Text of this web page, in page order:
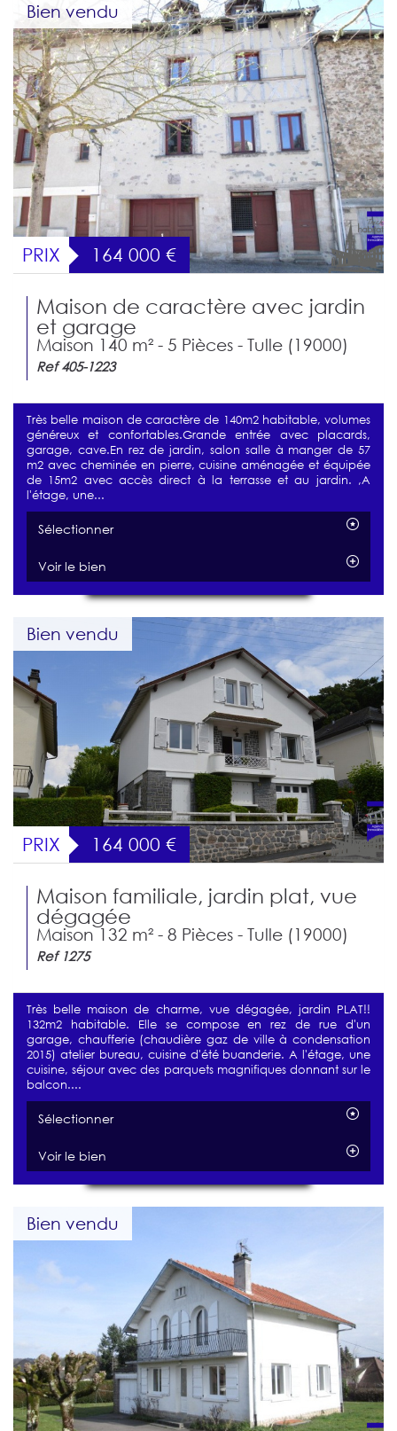
Bien vendu
PRIX 164 000 €
Maison de caractère avec jardin
et garage
Maison 140 m² - 5 Pièces - Tulle (19000)
Ref 405-1223
Très belle maison de caractère de 140m2 habitable, volumes
généreux et confortables.Grande entrée avec placards,
garage, cave.En rez de jardin, salon salle à manger de 57
m2 avec cheminée en pierre, cuisine aménagée et équipée
de 15m2 avec accès direct à la terrasse et au jardin. ,A
l'étage, une...
Sélectionner
Voir le bien
Bien vendu
PRIX 164 000 €
Maison familiale, jardin plat, vue
dégagée
Maison 132 m² - 8 Pièces - Tulle (19000)
Ref 1275
Très belle maison de charme, vue dégagée, jardin PLAT!!
132m2 habitable. Elle se compose en rez de rue d'un
garage, chaufferie (chaudière gaz de ville à condensation
2015) atelier bureau, cuisine d'été buanderie. A l'étage, une
cuisine, séjour avec des parquets magnifiques donnant sur le
balcon....
Sélectionner
Voir le bien
Bien vendu